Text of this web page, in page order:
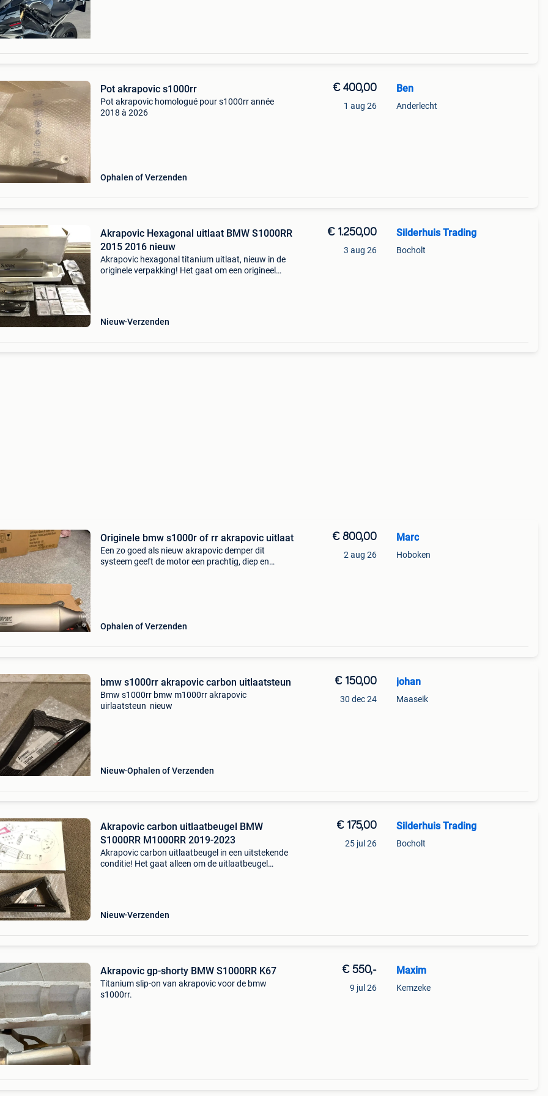
Pot akrapovic s1000rr
Pot akrapovic homologué pour s1000rr année
2018 à 2026
Ophalen of Verzenden
€ 400,00
1 aug 26
Ben
Anderlecht
Akrapovic Hexagonal uitlaat BMW S1000RR
2015 2016 nieuw
Akrapovic hexagonal titanium uitlaat, nieuw in de
originele verpakking! Het gaat om een origineel
Nieuw Verzenden
€ 1.250,00
3 aug 26
Silderhuis Trading
Bocholt
Originele bmw s1000r of rr akrapovic uitlaat
Een zo goed als nieuw akrapovic demper dit
systeem geeft de motor een prachtig, diep en
Ophalen of Verzenden
€ 800,00
2 aug 26
Marc
Hoboken
bmw s1000rr akrapovic carbon uitlaatsteun
Bmw s1000rr bmw m1000rr akrapovic
uirlaatsteun nieuw
Nieuw Ophalen of Verzenden
€ 150,00
30 dec 24
johan
Maaseik
Akrapovic carbon uitlaatbeugel BMW
S1000RR M1000RR 2019-2023
Akrapovic carbon uitlaatbeugel in een uitstekende
conditie! Het gaat alleen om de uitlaatbeugel
Nieuw Verzenden
€ 175,00
25 jul 26
Silderhuis Trading
Bocholt
Akrapovic gp-shorty BMW S1000RR K67
Titanium slip-on van akrapovic voor de bmw
s1000rr.
€ 550,-
9 jul 26
Maxim
Kemzeke